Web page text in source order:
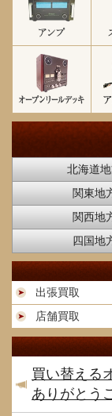
北海道
関東地
関西地
四国地
出張買取
店舗買取
買い替える
ありがとう